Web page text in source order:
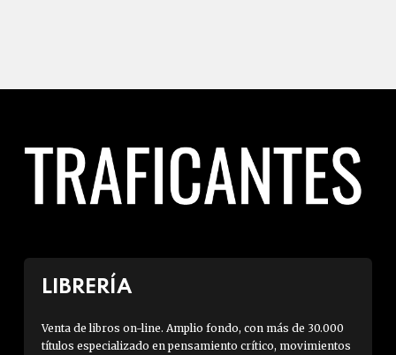
LIBRERÍA
Venta de libros on-line. Amplio fondo, con más de 30.000
títulos especializado en pensamiento crítico, movimientos